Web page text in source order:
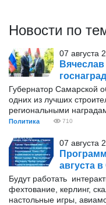
Новости по
07 августа
Губернатор Самарской
одних из лучших
региональными
Политика 710
07 августа
августа
Будут работать
фехтование, керлинг,
настольные игры,